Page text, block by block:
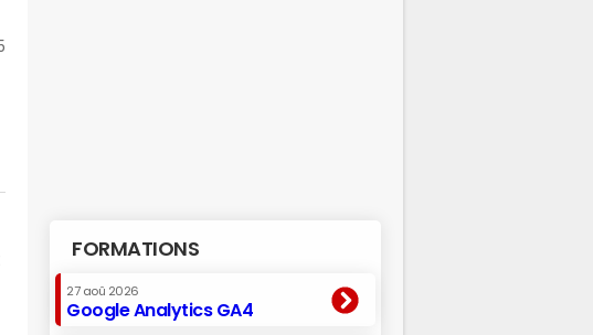
FORMATIONS
27 aoû 2026
Google Analytics GA4